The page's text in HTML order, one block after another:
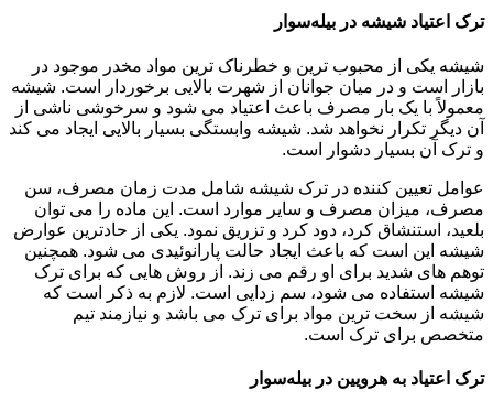
ترک اعتیاد شیشه در بیله‌سوار
شیشه یکی از محبوب ترین و خطرناک ترین مواد مخدر موجود در
بازار است و در میان جوانان از شهرت بالایی برخوردار است. شیشه
معمولاً با یک بار مصرف باعث اعتیاد می شود و سرخوشی ناشی از
آن دیگر تکرار نخواهد شد. شیشه وابستگی بسیار بالایی ایجاد می کند
و ترک آن بسیار دشوار است.
عوامل تعیین کننده در ترک شیشه شامل مدت زمان مصرف، سن
مصرف، میزان مصرف و سایر موارد است. این ماده را می توان
بلعید، استنشاق کرد، دود کرد و تزریق نمود. یکی از حادترین عوارض
شیشه این است که باعث ایجاد حالت پارانوئیدی می شود. همچنین
توهم های شدید برای او رقم می زند. از روش هایی که برای ترک
شیشه استفاده می شود، سم زدایی است. لازم به ذکر است که
شیشه از سخت ترین مواد برای ترک می باشد و نیازمند تیم
متخصص برای ترک است.
ترک اعتیاد به هرویین در بیله‌سوار